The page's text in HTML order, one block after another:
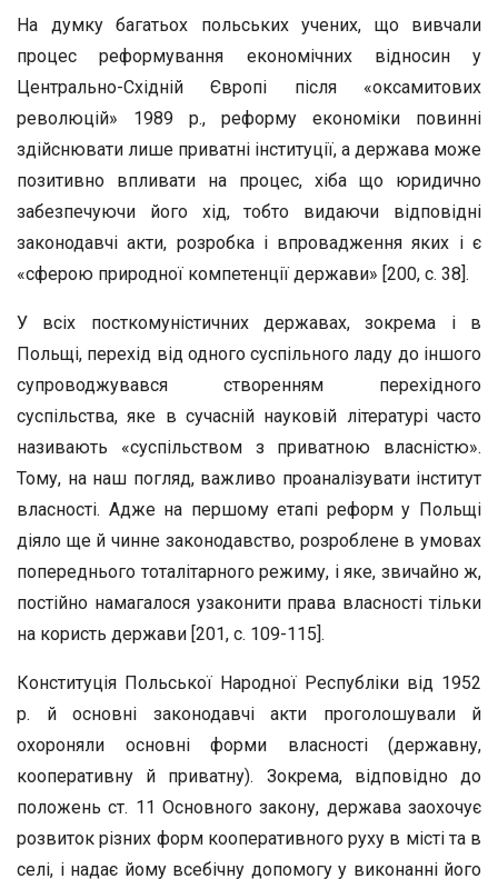
На думку багатьох польських учених, що вивчали
процес реформування економічних відносин у
Центрально-Східній Європі після «оксамитових
революцій» 1989 р., реформу економіки повинні
здійснювати лише приватні інституції, а держава може
позитивно впливати на процес, хіба що юридично
забезпечуючи його хід, тобто видаючи відповідні
законодавчі акти, розробка і впровадження яких і є
«сферою природної компетенції держави» [200, с. 38].
У всіх посткомуністичних державах, зокрема і в
Польщі, перехід від одного суспільного ладу до іншого
супроводжувався створенням перехідного
суспільства, яке в сучасній науковій літературі часто
називають «суспільством з приватною власністю».
Тому, на наш погляд, важливо проаналізувати інститут
власності. Адже на першому етапі реформ у Польщі
діяло ще й чинне законодавство, розроблене в умовах
попереднього тоталітарного режиму, і яке, звичайно ж,
постійно намагалося узаконити права власності тільки
на користь держави [201, с. 109-115].
Конституція Польської Народної Республіки від 1952
р. й основні законодавчі акти проголошували й
охороняли основні форми власності (державну,
кооперативну й приватну). Зокрема, відповідно до
положень ст. 11 Основного закону, держава заохочує
розвиток різних форм кооперативного руху в місті та в
селі, і надає йому всебічну допомогу у виконанні його